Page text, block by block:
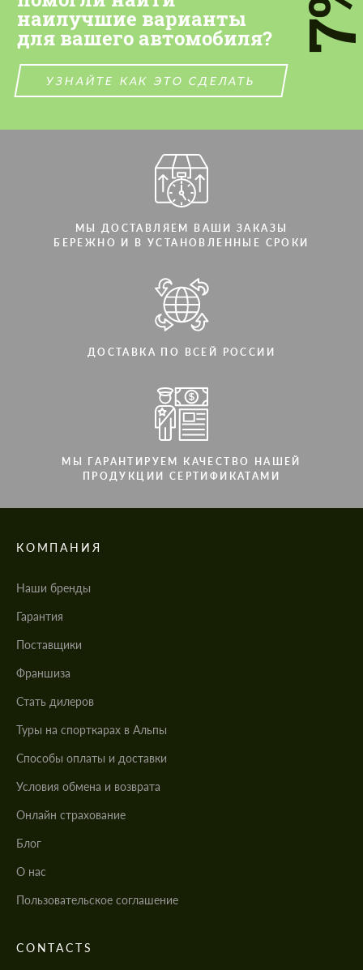
наилучшие варианты
для вашего автомобиля?
УЗНАЙТЕ КАК ЭТО СДЕЛАТЬ
МЫ ДОСТАВЛЯЕМ ВАШИ ЗАКАЗЫ
БЕРЕЖНО И В УСТАНОВЛЕННЫЕ СРОКИ
ДОСТАВКА ПО ВСЕЙ РОССИИ
МЫ ГАРАНТИРУЕМ КАЧЕСТВО НАШЕЙ
ПРОДУКЦИИ СЕРТИФИКАТАМИ
КОМПАНИЯ
Наши бренды
Гарантия
Поставщики
Франшиза
Стать дилеров
Туры на спорткарах в Альпы
Cпособы оплаты и доставки
Условия обмена и возврата
Онлайн страхование
Блог
О нас
Пользовательское соглашение
CONTACTS
СВЯЖИТЕСЬ СО МНОЙ
Мы говорим на вашем языке
СВЯЖИТЕСЬ СО МНОЙ
Мы говорим на вашем языке